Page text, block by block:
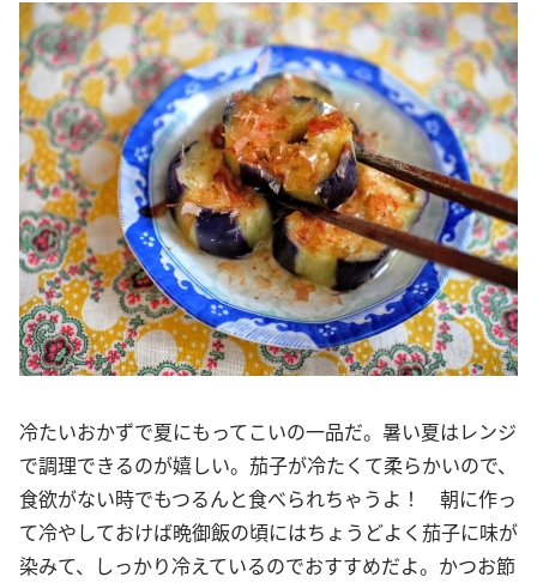
冷たいおかずで夏にもってこいの一品だ。暑い夏はレンジ
で調理できるのが嬉しい。茄子が冷たくて柔らかいので、
食欲がない時でもつるんと食べられちゃうよ！ 朝に作っ
て冷やしておけば晩御飯の頃にはちょうどよく茄子に味が
染みて、しっかり冷えているのでおすすめだよ。かつお節